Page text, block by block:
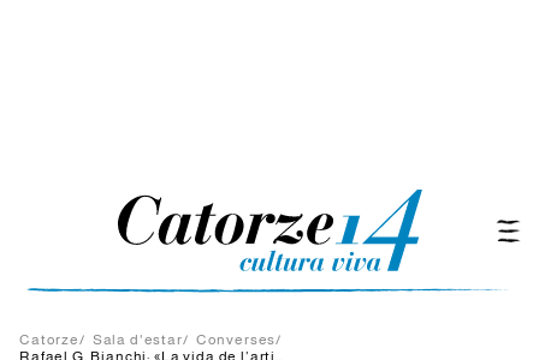
Catorze/ Sala d'estar/ Converses/
Rafael G. Bianchi: «La vida de l’artista és fràgil per definició»